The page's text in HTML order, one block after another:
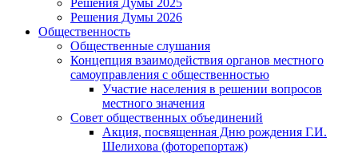
Решения Думы 2026
Общественность
Общественные слушания
Концепция взаимодействия органов местного
самоуправления с общественностью
Участие населения в решении вопросов
местного значения
Совет общественных объединений
Акция, посвященная Дню рождения Г.И.
Шелихова (фоторепортаж)